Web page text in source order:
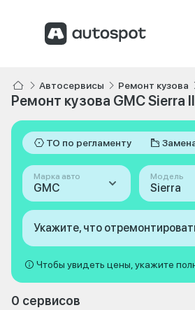
Автосервисы Ремонт кузова
Ремонт кузова GMC
ТО по регламенту
Марка авто
GMC
Модель
Sierra
Укажите, что
Чтобы увидеть цены, укажите
0 сервисов